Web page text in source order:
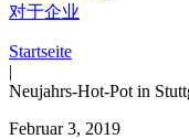
对于企业
Startseite
|
Neujahrs-Hot-Pot in
Februar 3, 2019